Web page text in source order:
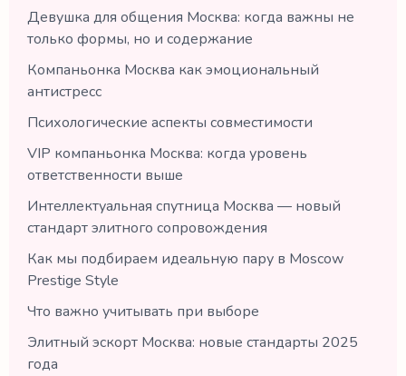
Девушка для общения Москва: когда важны не
только формы, но и содержание
Компаньонка Москва как эмоциональный
антистресс
Психологические аспекты совместимости
VIP компаньонка Москва: когда уровень
ответственности выше
Интеллектуальная спутница Москва — новый
стандарт элитного сопровождения
Как мы подбираем идеальную пару в Moscow
Prestige Style
Что важно учитывать при выборе
Элитный эскорт Москва: новые стандарты 2025
года